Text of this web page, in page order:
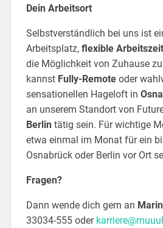
Dein Arbeitsort
Selbstverständlich bei uns ist
Arbeitsplatz, flexible
die Möglichkeit von Zuhause
kannst Fully-Remoteoder
sensationellen Hageloft in
an unserem Standort von
Berlin tätig sein. Für wichtige
etwa einmal im Monat für ein
Osnabrück oder Berlin vor Ort
Fragen?
Dann wende dich gern an
33034-555 oder